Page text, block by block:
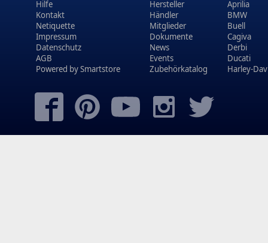
Hilfe
Kontakt
Netiquette
Impressum
Datenschutz
AGB
Powered bySmartstore
Hersteller
Händler
Mitglieder
Dokumente
News
Events
Zubehörkatalog
Aprilia
BMW
Buell
Cagiva
Derbi
Ducati
Harley-